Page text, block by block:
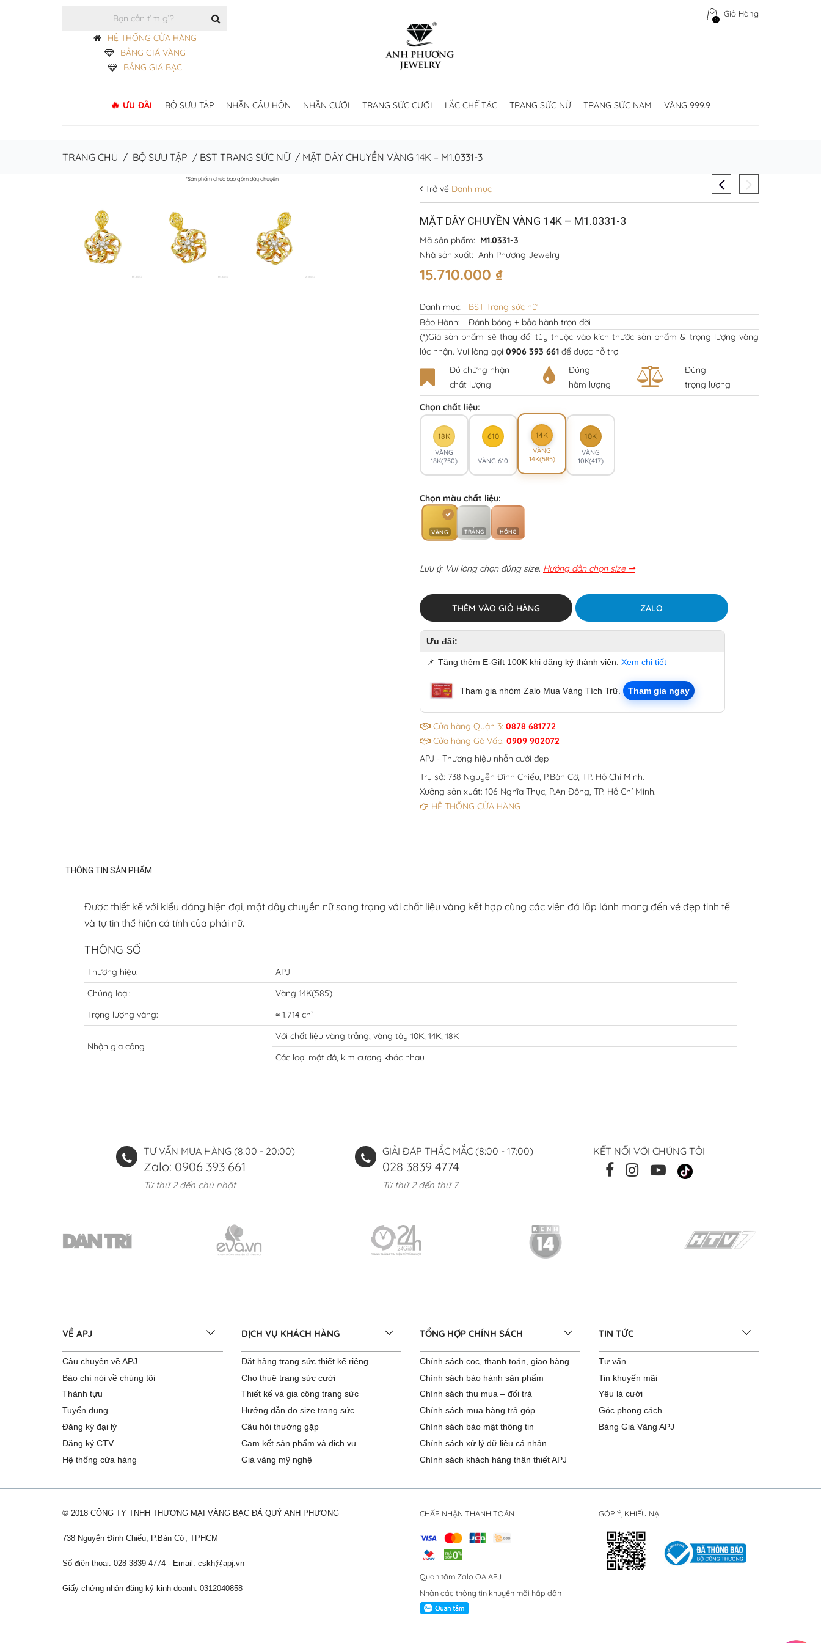
Giỏ Hàng
0
HỆ THỐNG CỬA HÀNG
BẢNG GIÁ VÀNG
BẢNG GIÁ BẠC
ƯU ĐÃI BỘ SƯU TẬP NHẪN CẦU HÔN NHẪN CƯỚI TRANG SỨC CƯỚI LẮC CHẾ TÁC TRANG SỨC NỮ TRANG SỨC NAM VÀNG 999.9
TRANG CHỦ / BỘ SƯU TẬP / BST TRANG SỨC NỮ/ MẶT DÂY CHUYỀN VÀNG 14K – M1.0331-3
*Sản phẩm chưa bao gồm dây chuyền
Trở về Danh mục
MẶT DÂY CHUYỀN VÀNG 14K – M1.0331-3
Mã sản phẩm: M1.0331-3
Nhà sản xuất: Anh Phương Jewelry
15.710.000 ₫
Danh mục:
BST Trang sức nữ
Bảo Hành:
Đánh bóng + bảo hành trọn đời
(*)Giá sản phẩm sẽ thay đổi tùy thuộc vào kích thước sản phẩm & trọng lượng vàng
lúc nhận. Vui lòng gọi 0906 393 661 để được hỗ trợ
Đủ chứng nhận
chất lượng
Đúng
hàm lượng
Đúng
trọng lượng
Chọn chất liệu:
18K
VÀNG
18K(750)
610
VÀNG 610
14K
VÀNG
14K(585)
10K
VÀNG
10K(417)
Chọn màu chất liệu:
VÀNG TRẮNG HỒNG
Lưu ý: Vui lòng chọn đúng size. Hướng dẫn chọn size ⇀
THÊM VÀO GIỎ HÀNG ZALO
Ưu đãi:
📌 Tặng thêm E-Gift 100K khi đăng ký thành viên. Xem chi tiết
Tham gia nhóm Zalo Mua Vàng Tích Trữ. Tham gia ngay
Cửa hàng Quận 3: 0878 681772
Cửa hàng Gò Vấp: 0909 902072
APJ - Thương hiệu nhẫn cưới đẹp
Trụ sở: 738 Nguyễn Đình Chiểu, P.Bàn Cờ, TP. Hồ Chí Minh.
Xưởng sản xuất: 106 Nghĩa Thục, P.An Đông, TP. Hồ Chí Minh.
HỆ THỐNG CỬA HÀNG
THÔNG TIN SẢN PHẨM
Được thiết kế với kiểu dáng hiện đại, mặt dây chuyền nữ sang trọng với chất liệu vàng kết hợp cùng các viên đá lấp lánh mang đến vẻ đẹp tinh tế
và tự tin thể hiện cá tính của phái nữ.
THÔNG SỐ
Thương hiệu:
APJ
Chủng loại:
Vàng 14K(585)
Trọng lượng vàng:
≈ 1.714 chỉ
Nhận gia công
Với chất liệu vàng trắng, vàng tây 10K, 14K, 18K
Các loại mặt đá, kim cương khác nhau
TƯ VẤN MUA HÀNG (8:00 - 20:00)
Zalo: 0906 393 661
Từ thứ 2 đến chủ nhật
GIẢI ĐÁP THẮC MẮC (8:00 - 17:00)
028 3839 4774
Từ thứ 2 đến thứ 7
KẾT NỐI VỚI CHÚNG TÔI
VỀ APJ
Câu chuyện về APJ
Báo chí nói về chúng tôi
Thành tựu
Tuyển dụng
Đăng ký đại lý
Đăng ký CTV
Hệ thống cửa hàng
DỊCH VỤ KHÁCH HÀNG
Đặt hàng trang sức thiết kế riêng
Cho thuê trang sức cưới
Thiết kế và gia công trang sức
Hướng dẫn đo size trang sức
Câu hỏi thường gặp
Cam kết sản phẩm và dịch vụ
Giá vàng mỹ nghệ
TỔNG HỢP CHÍNH SÁCH
Chính sách cọc, thanh toán, giao hàng
Chính sách bảo hành sản phẩm
Chính sách thu mua – đổi trả
Chính sách mua hàng trả góp
Chính sách bảo mật thông tin
Chính sách xử lý dữ liệu cá nhân
Chính sách khách hàng thân thiết APJ
TIN TỨC
Tư vấn
Tin khuyến mãi
Yêu là cưới
Góc phong cách
Bảng Giá Vàng APJ
© 2018 CÔNG TY TNHH THƯƠNG MẠI VÀNG BẠC ĐÁ QUÝ ANH PHƯƠNG
738 Nguyễn Đình Chiểu, P.Bàn Cờ, TPHCM
Số điện thoại: 028 3839 4774 - Email: cskh@apj.vn
Giấy chứng nhận đăng ký kinh doanh: 0312040858
CHẤP NHẬN THANH TOÁN
Quan tâm Zalo OA APJ
Nhận các thông tin khuyến mãi hấp dẫn
GÓP Ý, KHIẾU NẠI